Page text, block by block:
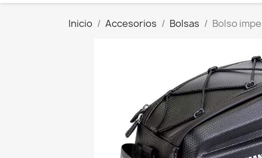
Inicio Accesorios Bolsas Bolso